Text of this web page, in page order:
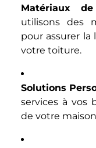
Matériaux
utilisons des
pour assurer
votre toiture.
Solutions
services à vos
de votre